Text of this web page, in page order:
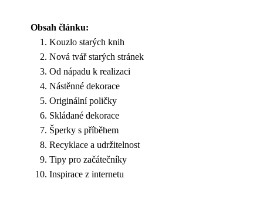
Obsah článku:
Kouzlo starých knih
Nová tvář starých stránek
Od nápadu k realizaci
Nástěnné dekorace
Originální poličky
Skládané dekorace
Šperky s příběhem
Recyklace a udržitelnost
Tipy pro začátečníky
Inspirace z internetu